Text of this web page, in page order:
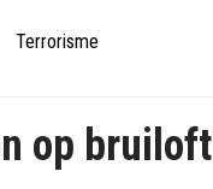
Terrorisme
op bruiloft